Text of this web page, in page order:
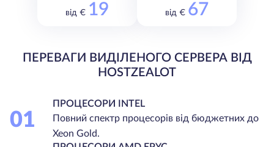
від € 19 від € 67
ПЕРЕВАГИ ВИДІЛЕНОГО СЕРВЕРА ВІД
HOSTZEALOT
01
ПРОЦЕСОРИ INTEL
Повний спектр процесорів від бюджетних до
Xeon Gold.